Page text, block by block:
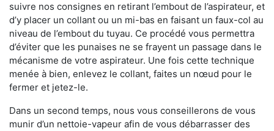
suivre nos consignes en retirant l’embout de l’aspirateur, et
d’y placer un collant ou un mi-bas en faisant un faux-col au
niveau de l’embout du tuyau. Ce procédé vous permettra
d’éviter que les punaises ne se frayent un passage dans le
mécanisme de votre aspirateur. Une fois cette technique
menée à bien, enlevez le collant, faites un nœud pour le
fermer et jetez-le.
Dans un second temps, nous vous conseillerons de vous
munir d’un nettoie-vapeur afin de vous débarrasser des